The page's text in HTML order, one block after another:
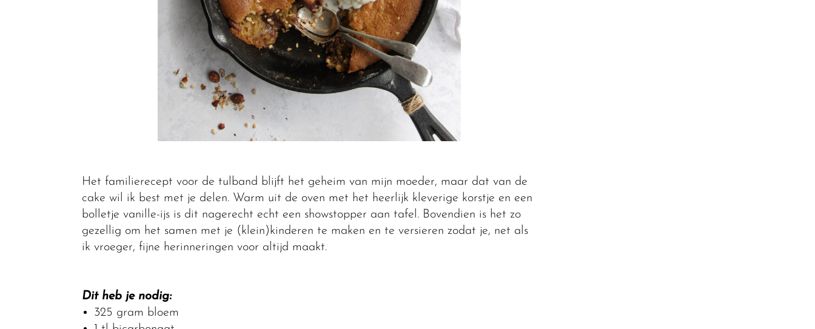
Het familierecept voor de tulband blijft het geheim van mijn moeder, maar dat van de
cake wil ik best met je delen. Warm uit de oven met het heerlijk kleverige korstje en een
bolletje vanille-ijs is dit nagerecht echt een showstopper aan tafel. Bovendien is het zo
gezellig om het samen met je (klein)kinderen te maken en te versieren zodat je, net als
ik vroeger, fijne herinneringen voor altijd maakt.
Dit heb je nodig:
325 gram bloem